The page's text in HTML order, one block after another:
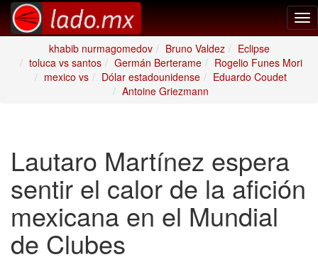
khabib nurmagomedov
Bruno Valdez
Eclipse
toluca vs santos
Germán Berterame
Rogelio Funes Mori
mexico vs
Dólar estadounidense
Eduardo Coudet
Antoine Griezmann
Lautaro Martínez espera
sentir el calor de la afición
mexicana en el Mundial
de Clubes